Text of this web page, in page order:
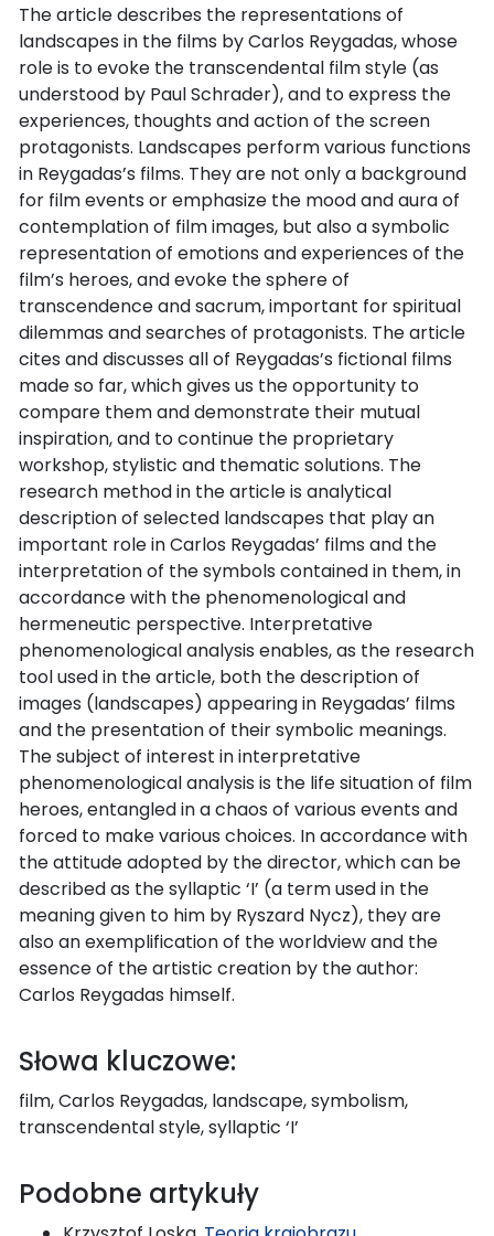
The article describes the representations of
landscapes in the films by Carlos Reygadas, whose
role is to evoke the transcendental film style (as
understood by Paul Schrader), and to express the
experiences, thoughts and action of the screen
protagonists. Landscapes perform various functions
in Reygadas’s films. They are not only a background
for film events or emphasize the mood and aura of
contemplation of film images, but also a symbolic
representation of emotions and experiences of the
film’s heroes, and evoke the sphere of
transcendence and sacrum, important for spiritual
dilemmas and searches of protagonists. The article
cites and discusses all of Reygadas’s fictional films
made so far, which gives us the opportunity to
compare them and demonstrate their mutual
inspiration, and to continue the proprietary
workshop, stylistic and thematic solutions. The
research method in the article is analytical
description of selected landscapes that play an
important role in Carlos Reygadas’ films and the
interpretation of the symbols contained in them, in
accordance with the phenomenological and
hermeneutic perspective. Interpretative
phenomenological analysis enables, as the research
tool used in the article, both the description of
images (landscapes) appearing in Reygadas’ films
and the presentation of their symbolic meanings.
The subject of interest in interpretative
phenomenological analysis is the life situation of film
heroes, entangled in a chaos of various events and
forced to make various choices. In accordance with
the attitude adopted by the director, which can be
described as the syllaptic ‘I’ (a term used in the
meaning given to him by Ryszard Nycz), they are
also an exemplification of the worldview and the
essence of the artistic creation by the author:
Carlos Reygadas himself.
Słowa kluczowe:
film, Carlos Reygadas, landscape, symbolism,
transcendental style, syllaptic ‘I’
Podobne artykuły